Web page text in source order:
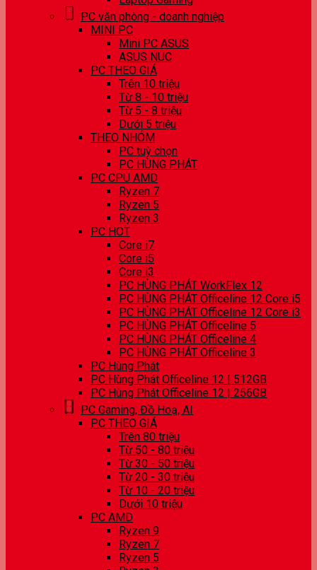
PC văn phòng - doanh nghiệp
MINI PC
Mini PC ASUS
ASUS NUC
PC THEO GIÁ
Trên 10 triệu
Từ 8 - 10 triệu
Từ 5 - 8 triệu
Dưới 5 triệu
THEO NHÓM
PC tuỳ chọn
PC HÙNG PHÁT
PC CPU AMD
Ryzen 7
Ryzen 5
Ryzen 3
PC HOT
Core i7
Core i5
Core i3
PC HÙNG PHÁT WorkFlex 12
PC HÙNG PHÁT Officeline 12 Core i5
PC HÙNG PHÁT Officeline 12 Core i3
PC HÙNG PHÁT Officeline 5
PC HÙNG PHÁT Officeline 4
PC HÙNG PHÁT Officeline 3
PC Hùng Phát
PC Hùng Phát Officeline 12 | 512GB
PC Hùng Phát Officeline 12 | 256GB
PC Gaming, Đồ Hoạ, AI
PC THEO GIÁ
Trên 80 triệu
Từ 50 - 80 triệu
Từ 30 - 50 triệu
Từ 20 - 30 triệu
Từ 10 - 20 triệu
Dưới 10 triệu
PC AMD
Ryzen 9
Ryzen 7
Ryzen 5